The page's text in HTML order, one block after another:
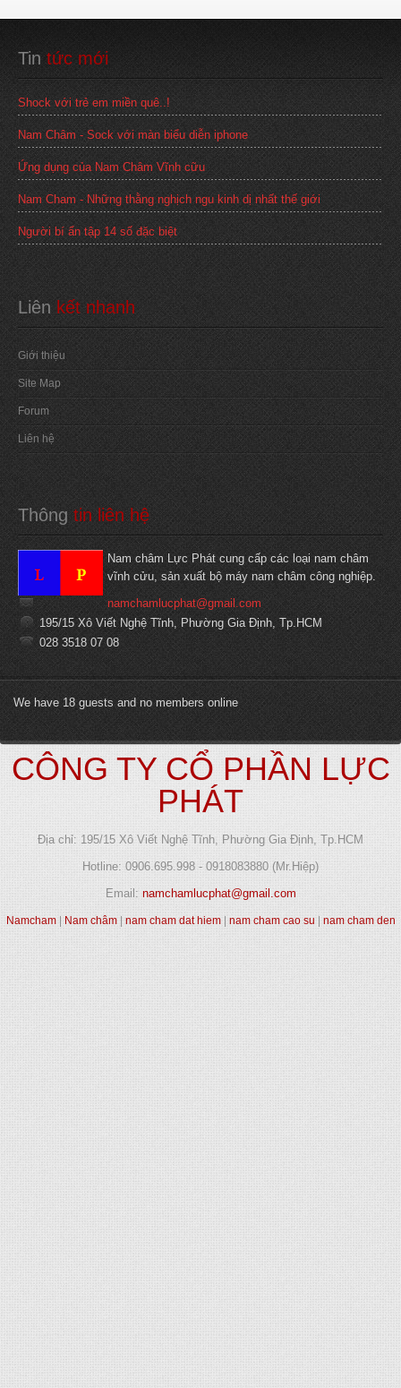
Tin tức mới
Shock với trẻ em miền quê..!
Nam Châm - Sock với màn biểu diễn iphone
Ứng dụng của Nam Châm Vĩnh cữu
Nam Cham - Những thằng nghịch ngu kinh dị nhất thế giới
Người bí ẩn tập 14 số đặc biệt
Liên kết nhanh
Giới thiệu
Site Map
Forum
Liên hệ
Thông tin liên hệ
Nam châm Lực Phát cung cấp các loại nam châm
vĩnh cửu, sản xuất bộ máy nam châm công nghiệp.
namchamlucphat@gmail.com
195/15 Xô Viết Nghệ Tĩnh, Phường Gia Định, Tp.HCM
028 3518 07 08
We have 18 guests and no members online
CÔNG TY CỔ PHẦN LỰC
PHÁT
Địa chỉ: 195/15 Xô Viết Nghệ Tĩnh, Phường Gia Định, Tp.HCM
Hotline: 0906.695.998 - 0918083880 (Mr.Hiệp)
Email: namchamlucphat@gmail.com
Namcham| Nam châm| nam cham dat hiem| nam cham cao su nam cham den